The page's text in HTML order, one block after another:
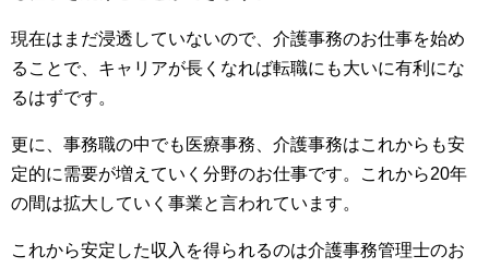
現在はまだ浸透していないので、介護事務のお仕事を始め
ることで、キャリアが長くなれば転職にも大いに有利にな
るはずです。
更に、事務職の中でも医療事務、介護事務はこれからも安
定的に需要が増えていく分野のお仕事です。これから20年
の間は拡大していく事業と言われています。
これから安定した収入を得られるのは介護事務管理士のお